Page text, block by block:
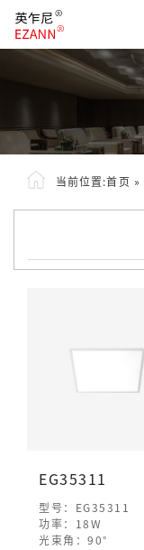
当前位置:首页 »
EG35311
型号：EG35311
功率：18W
光束角：90°